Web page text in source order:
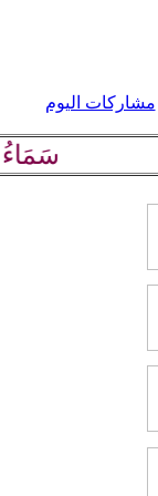
مشاركات اليوم
سَمَاءُ